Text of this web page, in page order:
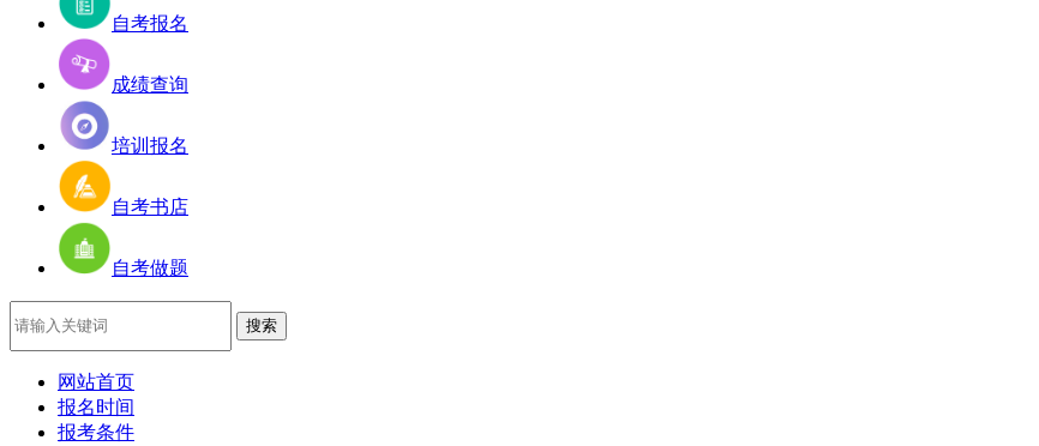
自考报名
成绩查询
培训报名
自考书店
自考做题
网站首页
报名时间
报考条件